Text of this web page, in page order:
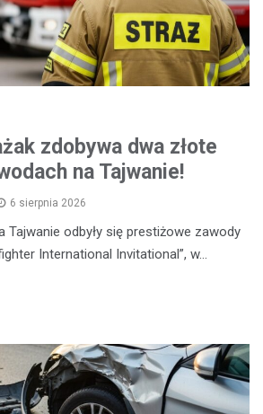
zdobywa dwa złote
na Tajwanie!
6 sierpnia 2026
Tajwanie odbyły się prestiżowe zawody
International Invitational”, w…